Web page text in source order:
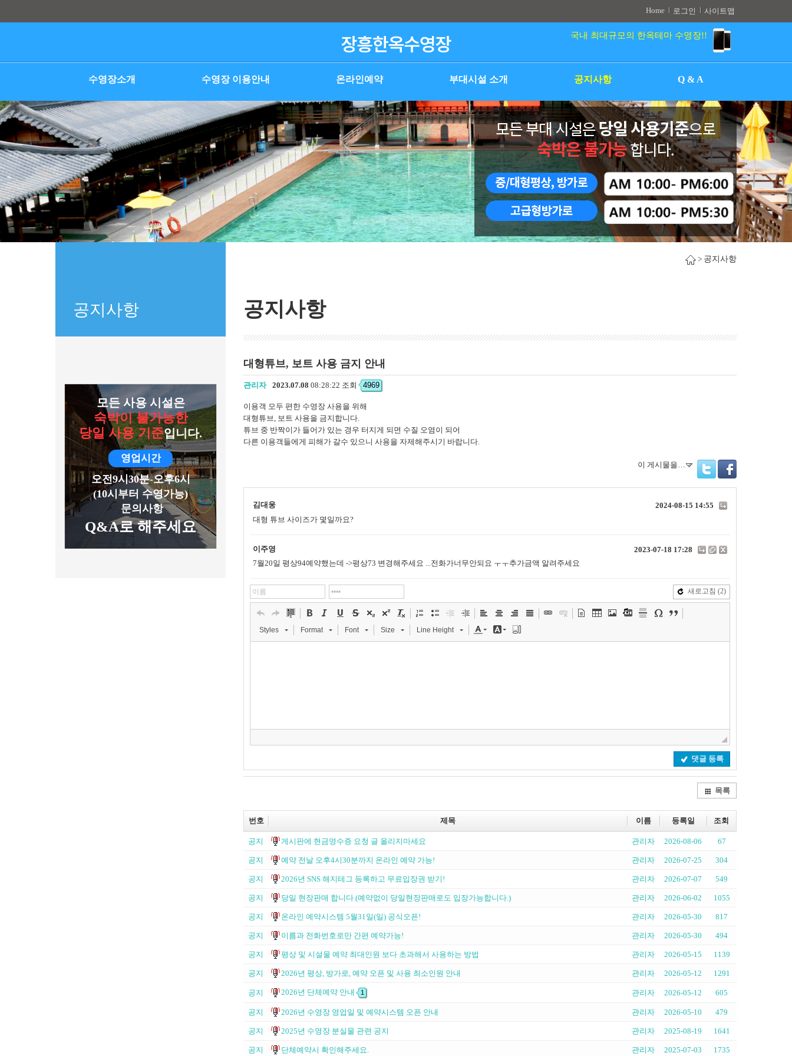
Home 로그인 사이트맵
국내 최대규모의 한옥테마 수영장!!
수영장소개 수영장 이용안내 온라인예약 부대시설 소개 공지사항 Q & A
공지사항
모든 사용 시설은
숙박이 불가능한
당일 사용 기준입니다.
영업시간
오전9시30분-오후6시
(10시부터 수영가능)
문의사항
Q&A로 해주세요
> 공지사항
공지사항
대형튜브, 보트 사용 금지 안내
관리자 2023.07.08 08:28:22 조회 4969
이용객 모두 편한 수영장 사용을 위해
대형튜브, 보트 사용을 금지합니다.
튜브 중 반짝이가 들어가 있는 경우 터지게 되면 수질 오염이 되어
다른 이용객들에게 피해가 갈수 있으니 사용을 자제해주시기 바랍니다.
이 게시물을…
TwitterFacebook
김대웅
2024-08-15 14:55
대형 튜브 사이즈가 몇일까요?
이주영
2023-07-18 17:28
7월20일 평상94예약했는데 ->평상73 변경해주세요 ...전화가너무안되요 ㅜㅜ추가금액 알려주세요
새로고침 (2)
Styles Format Font Size Line Height
댓글 등록
목록
번호 제목 이름 등록일 조회
공지 게시판에 현금영수증 요청 글 올리지마세요 관리자 2026-08-06 67
공지 예약 전날 오후4시30분까지 온라인 예약 가능! 관리자 2026-07-25 304
공지 2026년 SNS 해지테그 등록하고 무료입장권 받기! 관리자 2026-07-07 549
공지 당일 현장판매 합니다.(예약없이 당일현장판매로도 입장가능합니다.) 관리자 2026-06-02 1055
공지 온라인 예약시스템 5월31일(일) 공식오픈! 관리자 2026-05-30 817
공지 이름과 전화번호로만 간편 예약가능! 관리자 2026-05-30 494
공지 평상 및 시설물 예약 최대인원 보다 초과해서 사용하는 방법 관리자 2026-05-15 1139
공지 2026년 평상, 방가로, 예약 오픈 및 사용 최소인원 안내 관리자 2026-05-12 1291
공지 2026년 단체예약 안내 1 관리자 2026-05-12 605
공지 2026년 수영장 영업일 및 예약시스템 오픈 안내 관리자 2026-05-10 479
공지 2025년 수영장 분실물 관련 공지 관리자 2025-08-19 1641
공지 단체예약시 확인해주세요. 관리자 2025-07-03 1735